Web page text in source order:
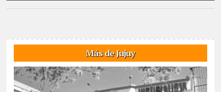
Más de Jujuy